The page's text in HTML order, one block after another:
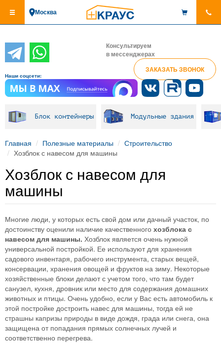
основному
Москва
Консультируем
в мессенджерах
ЗАКАЗАТЬ ЗВОНОК
Наши соцсети:
Блок контейнеры Модульные здания
Главная Полезные материалы
Строительство
Хозблок с навесом для машины
Хозблок с навесом для
машины
Многие люди, у которых есть свой дом или дачный участок, по
достоинству оценили наличие качественного хозблока с
навесом для машины. Хозблок является очень нужной
универсальной постройкой. Ее используют для хранения
садового инвентаря, рабочего инструмента, старых вещей,
консервации, хранения овощей и фруктов на зиму. Некоторые
хозяйственные блоки делают с учетом того, что там будет
санузел, кухня, дровник или место для содержания домашних
животных и птицы. Очень удобно, если у Вас есть автомобиль к
этой постройке достроить навес для машины, тогда ей не
страшны капризы природы в виде дождя, града или снега, она
защищена от попадания прямых солнечных лучей и
соответственно перегрева.